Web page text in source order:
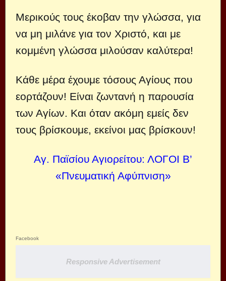
Μερικούς τους έκοβαν την γλώσσα, για
να μη μιλάνε για τον Χριστό, και με
κομμένη γλώσσα μιλούσαν καλύτερα!
Κάθε μέρα έχουμε τόσους Αγίους που
εορτάζουν! Είναι ζωντανή η παρουσία
των Αγίων. Και όταν ακόμη εμείς δεν
τους βρίσκουμε, εκείνοι μας βρίσκουν!
Αγ. Παϊσίου Αγιορείτου: ΛΟΓΟΙ Β’
«Πνευματική Αφύπνιση»
Facebook
Responsive Advertisement